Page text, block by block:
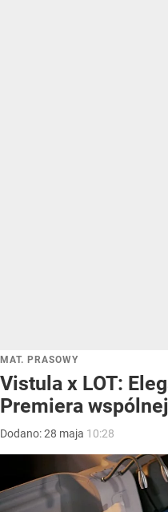
MAT. PRASOWY
Vistula x LOT:
Premiera
Dodano:28 maja 10:28